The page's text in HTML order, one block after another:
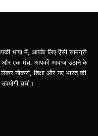
भाषा में, आपके लिए ऎसी सामग्री
और एक मंच, आपकी आवाज़ उठाने के
नौकरी, शिक्षा और नए भारत की
चर्चा।